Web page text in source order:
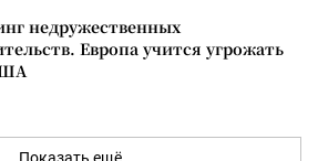
недружественных
Европа учится угрожать